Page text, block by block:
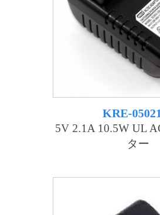
KRE-
5V 2.1A 10.5W UL
ター